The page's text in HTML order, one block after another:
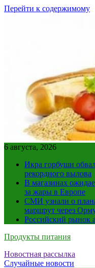
Перейти к содержимому
6 августа, 2026
Икра горбуши
рекордного вылова
В магазинах
за жары в Европе
СМИ узнали о
маршрут через
Российский рынок
Продукты питания
Новостная рассылка
Случайные новости